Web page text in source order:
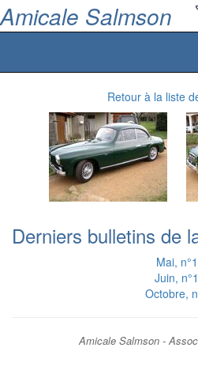
Amicale Salmson
Retour à la liste
Derniers bulletins de
Mai, n°1
Juin, n°1
Octobre,
Amicale Salmson -